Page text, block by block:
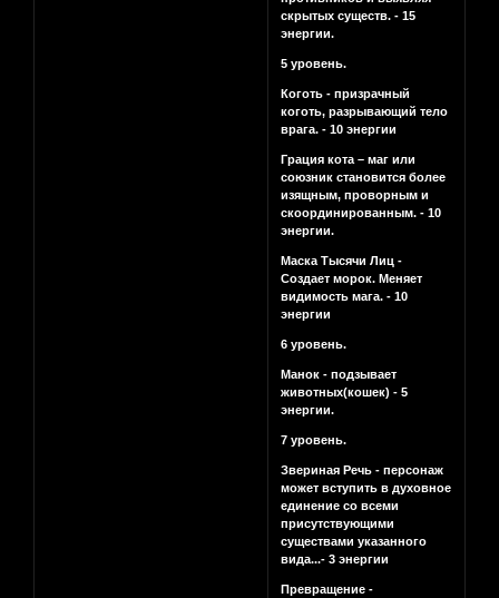
скрытых существ. - 15
энергии.
5 уровень.
Коготь - призрачный
коготь, разрывающий тело
врага. - 10 энергии
Грация кота – маг или
союзник становится более
изящным, проворным и
скоординированным. - 10
энергии.
Маска Тысячи Лиц -
Создает морок. Меняет
видимость мага. - 10
энергии
6 уровень.
Манок - подзывает
животных(кошек) - 5
энергии.
7 уровень.
Звериная Речь - персонаж
может вступить в духовное
единение со всеми
присутствующими
существами указанного
вида...- 3 энергии
Превращение -